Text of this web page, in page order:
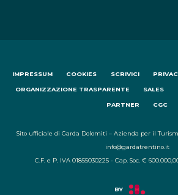
IMPRESSUM COOKIES SCRIVICI
ORGANIZZAZIONE TRASPARENTE SALES
PARTNER CGC
Sito ufficiale di Garda Dolomiti – Azienda per il
info@gardatrentino.it
C.F. e P. IVA 01855030225 - Cap. Soc. €